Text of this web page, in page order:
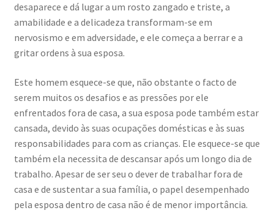
desaparece e dá lugar a um rosto zangado e triste, a
amabilidade e a delicadeza transformam-se em
nervosismo e em adversidade, e ele começa a berrar e a
gritar ordens à sua esposa.
Este homem esquece-se que, não obstante o facto de
serem muitos os desafios e as pressões por ele
enfrentados fora de casa, a sua esposa pode também estar
cansada, devido às suas ocupações domésticas e às suas
responsabilidades para com as crianças. Ele esquece-se que
também ela necessita de descansar após um longo dia de
trabalho. Apesar de ser seu o dever de trabalhar fora de
casa e de sustentar a sua família, o papel desempenhado
pela esposa dentro de casa não é de menor importância.